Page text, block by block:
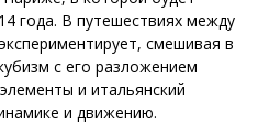
года. В путешествиях между
смешивая в
с его разложением
и итальянский
и движению.